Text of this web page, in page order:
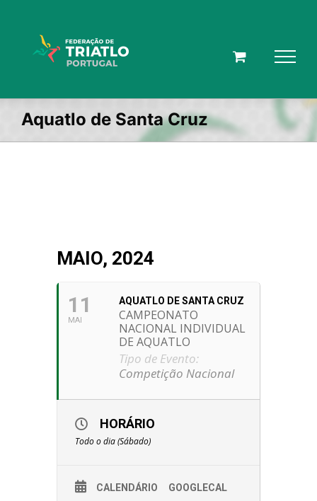
Aquatlo de Santa Cruz
MAIO, 2024
11
MAI
AQUATLO DE SANTA CRUZ
CAMPEONATO
NACIONAL INDIVIDUAL
DE AQUATLO
Tipo de Evento:
Competição Nacional
HORÁRIO
Todo o dia (Sábado)
CALENDÁRIO GOOGLECAL